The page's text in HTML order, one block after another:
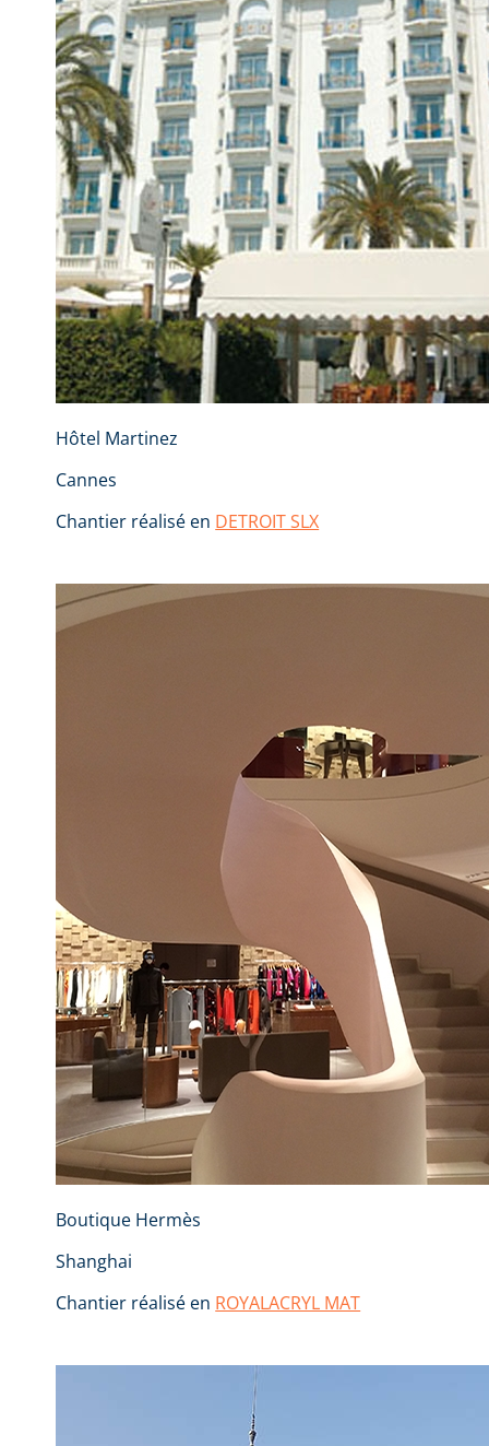
Hôtel Martinez
Cannes
Chantier réalisé en DETROIT SLX
Boutique Hermès
Shanghai
Chantier réalisé en ROYALACRYL MAT